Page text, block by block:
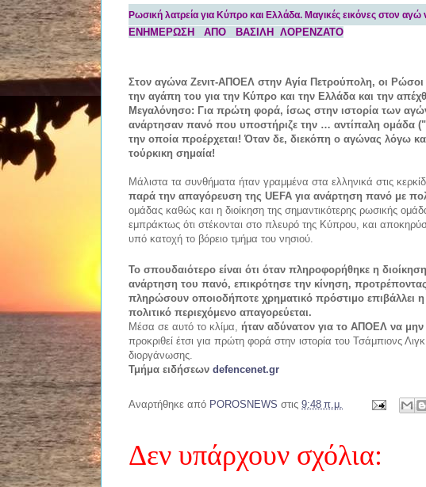
Ρωσική λατρεία για Κύπρο και Ελλάδα. Μαγικές εικόνες στον
ΕΝΗΜΕΡΩΣΗ ΑΠΟ ΒΑΣΙΛΗ ΛΟΡΕΝΖΑΤΟ
Στον αγώνα Ζενιτ-ΑΠΟΕΛ στην Αγία Πετρούπολη, οι
την αγάπη του για την Κύπρο και την Ελλάδα και την
Μεγαλόνησο: Για πρώτη φορά, ίσως στην ιστορία των
ανάρτησαν πανό που υποστήριζε την … αντίπαλη
την οποία προέρχεται! Όταν δε, διεκόπη ο αγώνας λόγω
τούρκικη σημαία!
Μάλιστα τα συνθήματα ήταν γραμμένα στα ελληνικά στις
παρά την απαγόρευση της UEFA για ανάρτηση πανό με
ομάδας καθώς και η διοίκηση της σημαντικότερης ρωσικής
εμπράκτως ότι στέκονται στο πλευρό της Κύπρου, και
υπό κατοχή το βόρειο τμήμα του νησιού.
Το σπουδαιότερο είναι ότι όταν πληροφορήθηκε η
ανάρτηση του πανό, επικρότησε την κίνηση,
πληρώσουν οποιοδήποτε χρηματικό πρόστιμο
πολιτικό περιεχόμενο απαγορεύεται.
Μέσα σε αυτό το κλίμα, ήταν αδύνατον για το ΑΠΟΕΛ να
προκριθεί έτσι για πρώτη φορά στην ιστορία του Τσάμπιονς
διοργάνωσης.
Τμήμα ειδήσεων defencenet.gr
Αναρτήθηκε από POROSNEWS στις 9:48 π.μ.
Δεν υπάρχουν σχόλια: